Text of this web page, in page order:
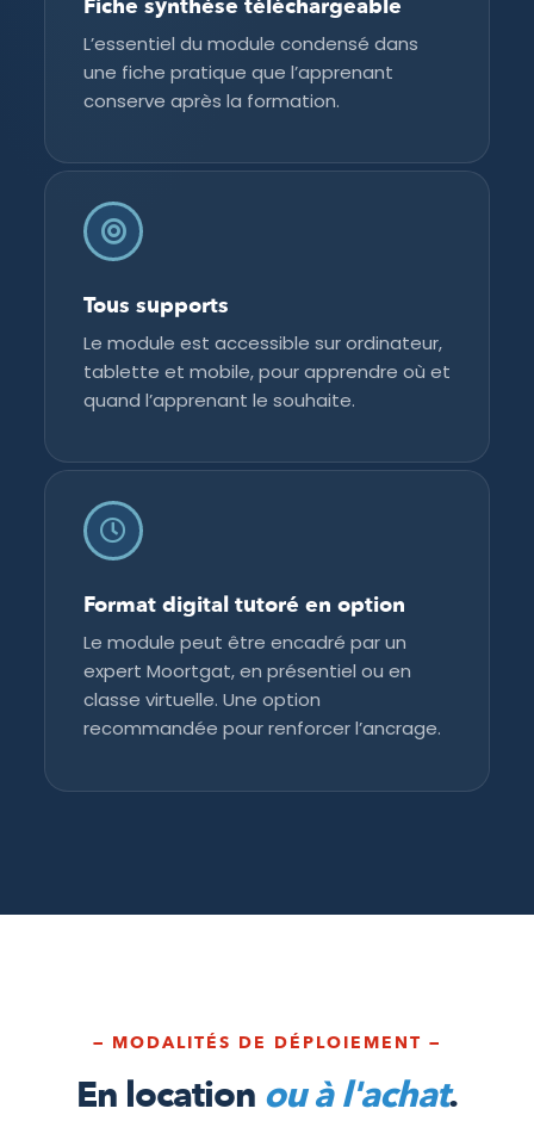
Fiche synthèse téléchargeable
L’essentiel du module condensé dans
une fiche pratique que l’apprenant
conserve après la formation.
Tous supports
Le module est accessible sur ordinateur,
tablette et mobile, pour apprendre où et
quand l’apprenant le souhaite.
Format digital tutoré en option
Le module peut être encadré par un
expert Moortgat, en présentiel ou en
classe virtuelle. Une option
recommandée pour renforcer l’ancrage.
— MODALITÉS DE DÉPLOIEMENT —
En location ou à l'achat.